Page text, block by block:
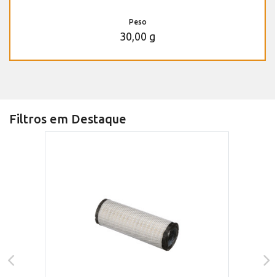
Peso
30,00 g
Filtros em Destaque